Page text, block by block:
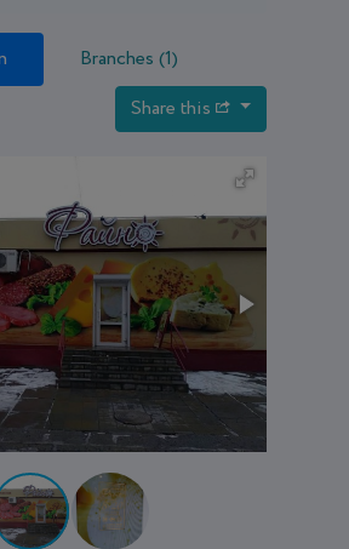
Branches (1)
Share this